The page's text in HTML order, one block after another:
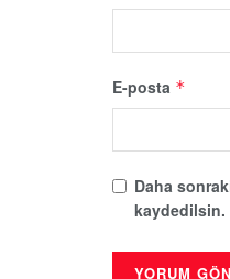
E-posta *
Daha
kaydedilsin.